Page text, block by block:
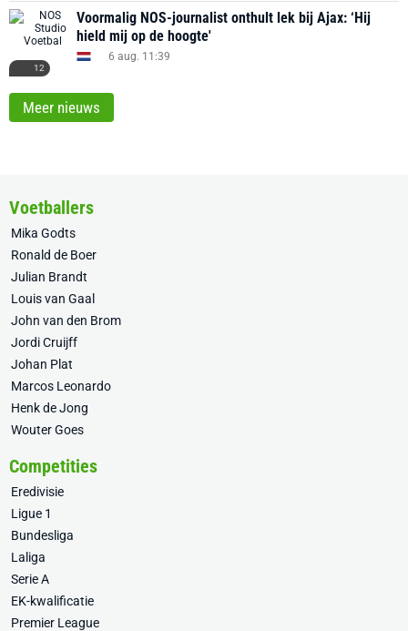
12
Voormalig NOS-journalist onthult lek bij Ajax: ‘Hij
hield mij op de hoogte'
6 aug. 11:39
Meer nieuws
Voetballers
Mika Godts
Ronald de Boer
Julian Brandt
Louis van Gaal
John van den Brom
Jordi Cruijff
Johan Plat
Marcos Leonardo
Henk de Jong
Wouter Goes
Competities
Eredivisie
Ligue 1
Bundesliga
Laliga
Serie A
EK-kwalificatie
Premier League